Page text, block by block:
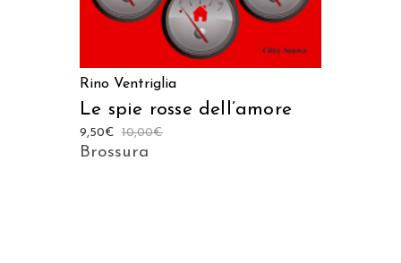
Rino Ventriglia
Le spie rosse dell’amore
10,00€
9,50€
Brossura